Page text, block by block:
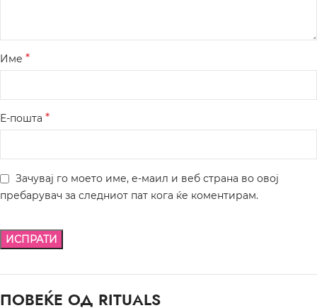
Име *
Е-пошта *
Зачувај го моето име, е-маил и веб страна во овој
пребарувач за следниот пат кога ќе коментирам.
ПОВЕЌЕ ОД RITUALS